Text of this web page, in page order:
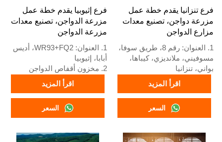
فرع إثيوبيا يقدم خطة عمل
مزرعة الدواجن، تصنيع معدات
مزرعة الدواجن
1. العنوان: WR93+FQ2، أديس
أبابا، إثيوبيا
2. مخزون أقفاص الدواجن
ومعدات مزارع الدواجن للبيع
3. مخصص لمزارع الدواجن
الإثيوبية
4. الجودة والتصميم تعتمد على
المعايير الأوروبية
5. استقبال عبر الإنترنت 24
اقرأ المزيد
السعر
فرع تنزانيا يقدم خطة عمل
مزرعة دواجن، تصنيع معدات
مزارع الدواجن
1. العنوان: رقم 8، طريق سوفا،
مسوفيني، ملانديزي، كيباها،
بواني، تنزانيا
2. مصنع أقفاص الدواجن
ومعدات مزارع الدواجن ومخزون
للبيع
3. مخصص لمزارع الدواجن
التنزانية
4. الجودة والتصميم تعتمد على
اقرأ المزيد
السعر